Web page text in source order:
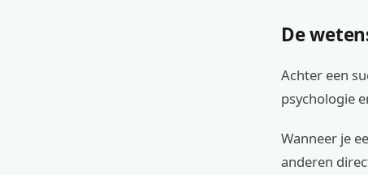
De
Achter een
psychologie
Wanneer je
anderen